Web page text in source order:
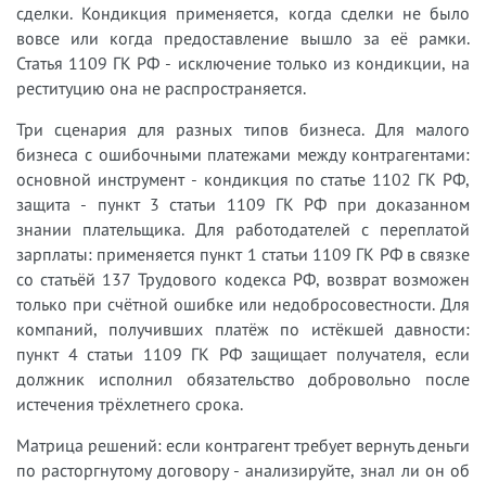
сделки. Кондикция применяется, когда сделки не было
вовсе или когда предоставление вышло за её рамки.
Статья 1109 ГК РФ - исключение только из кондикции, на
реституцию она не распространяется.
Три сценария для разных типов бизнеса. Для малого
бизнеса с ошибочными платежами между контрагентами:
основной инструмент - кондикция по статье 1102 ГК РФ,
защита - пункт 3 статьи 1109 ГК РФ при доказанном
знании плательщика. Для работодателей с переплатой
зарплаты: применяется пункт 1 статьи 1109 ГК РФ в связке
со статьёй 137 Трудового кодекса РФ, возврат возможен
только при счётной ошибке или недобросовестности. Для
компаний, получивших платёж по истёкшей давности:
пункт 4 статьи 1109 ГК РФ защищает получателя, если
должник исполнил обязательство добровольно после
истечения трёхлетнего срока.
Матрица решений: если контрагент требует вернуть деньги
по расторгнутому договору - анализируйте, знал ли он об